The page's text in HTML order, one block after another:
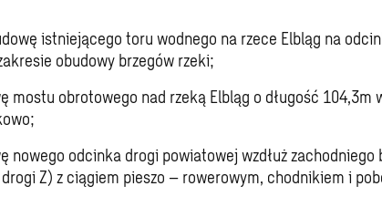
istniejącego toru wodnego na rzece Elbląg na
obudowy brzegów rzeki;
mostu obrotowego nad rzeką Elbląg o długość 104,3m
nowego odcinka drogi powiatowej wzdłuż zachodniego
Z) z ciągiem pieszo – rowerowym, chodnikiem i